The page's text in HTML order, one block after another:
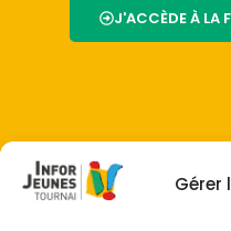
Gérer
J'ACCÈDE À LA